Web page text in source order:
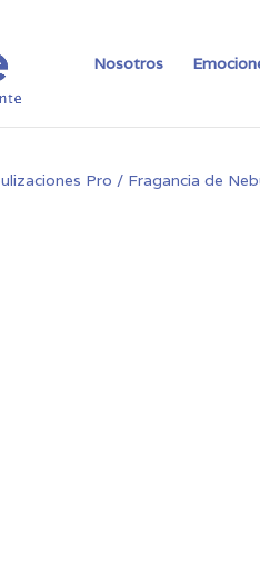
Nosotros
Pro / Fragancia de